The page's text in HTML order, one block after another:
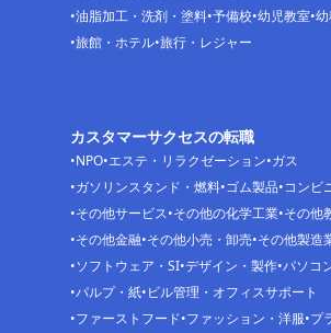
油脂加工・洗剤・塗料 予備校 幼児教室
旅館・ホテル 旅行・レジャー
カスタマーサクセスの転職
NPO エステ・リラクゼーション ガス
ガソリンスタンド・燃料 ゴム製品 コンビ
その他サービス その他の化学工業 その他
その他金融 その他小売・卸売 その他製造
ソフトウェア・SI デザイン・製作 パソコ
パルプ・紙 ビル管理・オフィスサポート
ファーストフード ファッション・洋服 プ